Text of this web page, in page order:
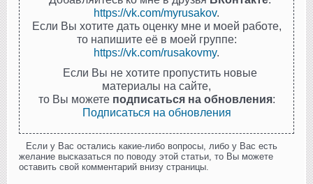
https://vk.com/myrusakov.
Если Вы хотите дать оценку мне и моей работе,
то напишите её в моей группе:
https://vk.com/rusakovmy.
Если Вы не хотите пропустить новые
материалы на сайте,
то Вы можете подписаться на обновления:
Подписаться на обновления
Если у Вас остались какие-либо вопросы, либо у Вас есть
желание высказаться по поводу этой статьи, то Вы можете
оставить свой комментарий внизу страницы.